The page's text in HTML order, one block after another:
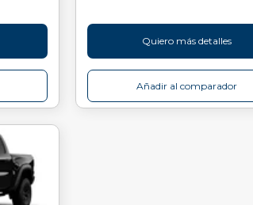
Quiero más detalles
Añadir al comparador